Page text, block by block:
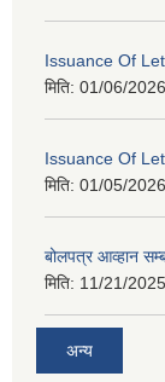
Issuance Of
मिति: 01/06/
Issuance Of
मिति: 01/05/
बोलपत्र आव्हान
मिति: 11/21/
अन्य